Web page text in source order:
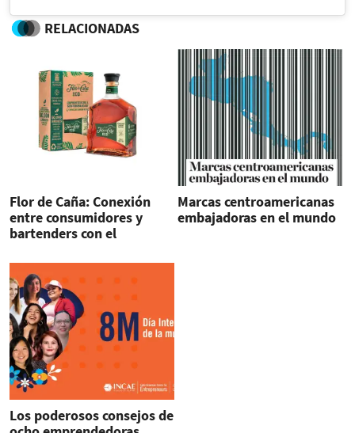
RELACIONADAS
Flor de Caña: Conexión
entre consumidores y
bartenders con el
Marcas centroamericanas
embajadoras en el mundo
Los poderosos consejos de